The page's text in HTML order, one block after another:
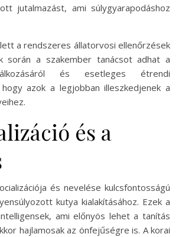
jutalmazást, ami súlygyarapodáshoz
a rendszeres állatorvosi ellenőrzések
során a szakember tanácsot adhat a
és esetleges étrendi
azok a legjobban illeszkedjenek a
és a
és nevelése kulcsfontosságú
kutya kialakításához. Ezek a
ami előnyös lehet a tanítás
hajlamosak az önfejűségre is. A korai